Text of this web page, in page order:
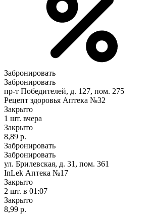
Забронировать
Забронировать
пр-т Победителей, д. 127, пом. 275
Рецепт здоровья Аптека №32
Закрыто
1 шт. вчера
Закрыто
8,89 р.
Забронировать
Забронировать
ул. Брилевская, д. 31, пом. 361
InLek Аптека №17
Закрыто
2 шт. в 01:07
Закрыто
8,99 р.